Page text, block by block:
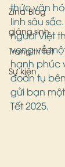
Zina'Blog
giáng sinh
Trang trí Tết
Sự kiện
thức văn
linh sâu
người Việt
vọng về
hạnh phúc
đoàn tụ
gửi bạn
Tết 2025.